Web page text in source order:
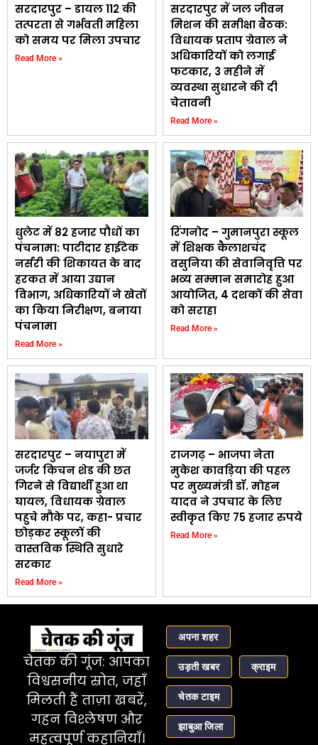
सरदारपुर – डायल 112 की
तत्परता से गर्भवती महिला
को समय पर मिला उपचार
Read More »
सरदारपुर में जल जीवन
मिशन की समीक्षा बैठक:
विधायक प्रताप ग्रेवाल ने
अधिकारियों को लगाई
फटकार, 3 महीने में
व्यवस्था सुधारने की दी
चेतावनी
Read More »
धुलेट में 82 हजार पौधों का
पंचनामा: पाटीदार हाईटेक
नर्सरी की शिकायत के बाद
हरकत में आया उद्यान
विभाग, अधिकारियों ने खेतों
का किया निरीक्षण, बनाया
पंचनामा
Read More »
रिंगनोद – गुमानपुरा स्कूल
में शिक्षक कैलाशचंद
वसुनिया की सेवानिवृत्ति पर
भव्य सम्मान समारोह हुआ
आयोजित, 4 दशकों की सेवा
को सराहा
Read More »
सरदारपुर – नयापुरा में
जर्जर किचन शेड की छत
गिरने से विद्यार्थी हुआ था
घायल, विधायक ग्रेवाल
पहुचे मौके पर, कहा- प्रचार
छोड़कर स्कूलों की
वास्तविक स्थिति सुधारे
सरकार
Read More »
राजगढ़ – भाजपा नेता
मुकेश कावड़िया की पहल
पर मुख्यमंत्री डॉ. मोहन
यादव ने उपचार के लिए
स्वीकृत किए 75 हजार रुपये
Read More »
चेतक की गूंज: आपका
विश्वसनीय स्रोत, जहाँ
मिलती हैं ताज़ा खबरें,
गहन विश्लेषण और
महत्वपूर्ण कहानियाँ।
अपना शहर
उड़ती खबर क्राइम
चेतक टाइम
झाबुआ जिला